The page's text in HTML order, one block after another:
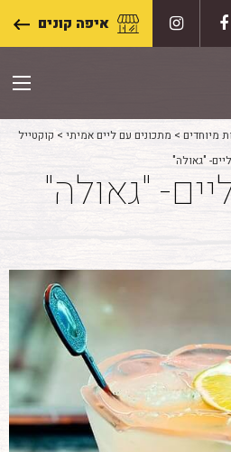
איפה קונים
מיוחדים > מתכונים עם ליים אמיתי > קוקטייל
ליים- "גאולה"
"גאולה"